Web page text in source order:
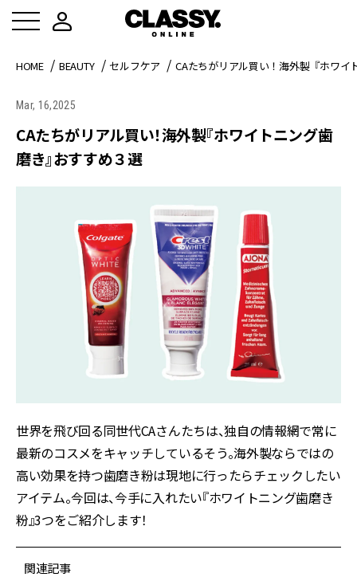
HOME BEAUTY セルフケア CAたちがリアル買い！海外製『ホワイ
Mar, 16,2025
CAたちがリアル買い！海外製『ホワイトニング歯
磨き』おすすめ３選
世界を飛び回る同世代CAさんたちは、独自の情報網で常に
最新のコスメをキャッチしているそう。海外製ならではの
高い効果を持つ歯磨き粉は現地に行ったらチェックしたい
アイテム。今回は、今手に入れたい『ホワイトニング歯磨き
粉』3つをご紹介します！
関連記事